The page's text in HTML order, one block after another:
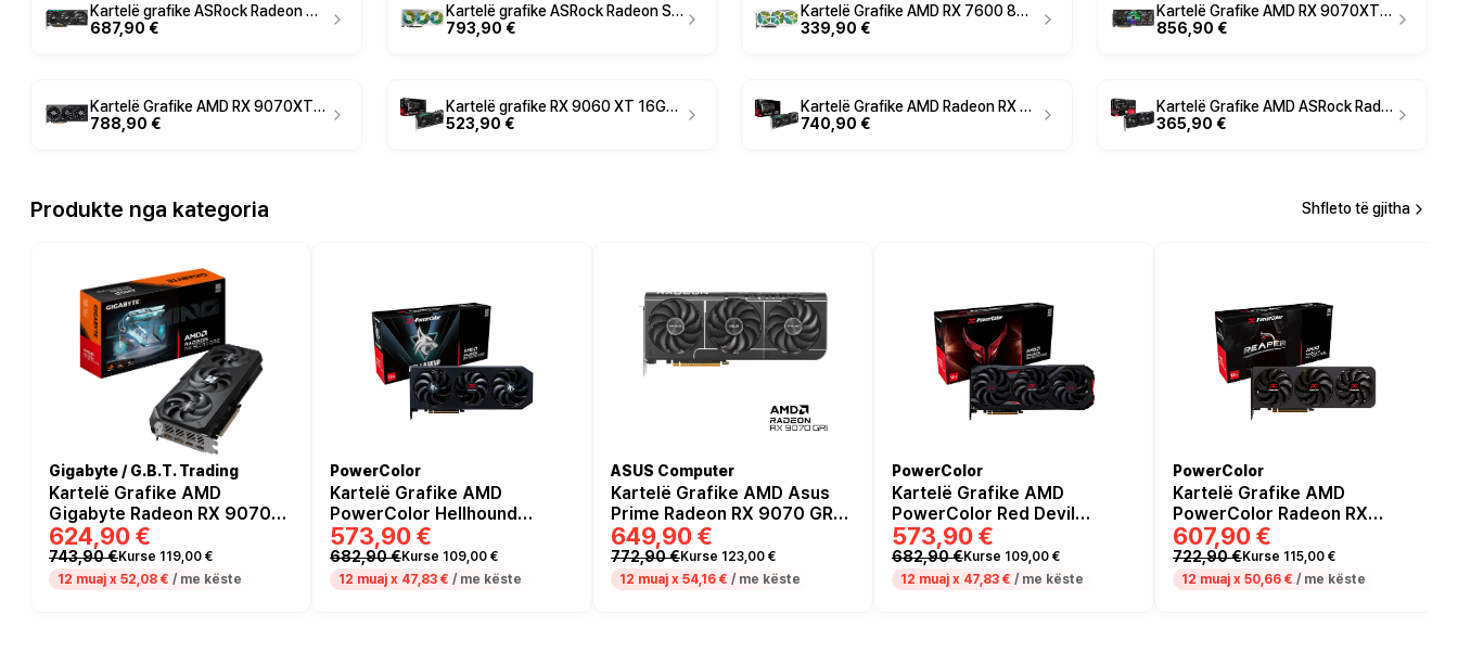
Kartelë grafike ASRock Radeon Challenger RX 9070 16GB GDDR6
687,90 €
Kartelë grafike ASRock Radeon Steel Legend RX 9070XT 16GB GDDR6
793,90 €
Kartelë Grafike AMD RX 7600 8GB ASRock Radeon Steel Legend OC white GDDR6 3 Fan
339,90 €
Kartelë Grafike AMD RX 9070XT 16GB ASRock Radeon Taichi GDDR6 3Fan
856,90 €
Kartelë Grafike AMD RX 9070XT 16GB ASRock Radeon Steel Legend Dark 3Fan
788,90 €
Kartelë grafike RX 9060 XT 16GB ASRock Radeon Challenger OC GDDR6
523,90 €
Kartelë Grafike AMD Radeon RX 9070 XT / 16GB GDDR6 / AsRock CL 3 Fan
740,90 €
Kartelë Grafike AMD ASRock Radeon RX 7600 Challenger OC 8GB GDDR6
365,90 €
Produkte nga kategoria Shfleto të gjitha
Gigabyte / G.B.T. Trading
Kartelë Grafike AMD
Gigabyte Radeon RX 9070
GRE Gaming 12GB GDDR6
624,90 €
743,90 €Kurse 119,00 €
12 muaj x 52,08 € / me këste
PowerColor
Kartelë Grafike AMD
PowerColor Hellhound
Radeon RX 9070 GRE 12GB
GDDR6
573,90 €
682,90 €Kurse 109,00 €
12 muaj x 47,83 € / me këste
ASUS Computer
Kartelë Grafike AMD Asus
Prime Radeon RX 9070 GRE
OC 12GB GDDR6
649,90 €
772,90 €Kurse 123,00 €
12 muaj x 54,16 € / me këste
PowerColor
Kartelë Grafike AMD
PowerColor Red Devil
Radeon RX 9070 GRE 12GB
GDDR6
573,90 €
682,90 €Kurse 109,00 €
12 muaj x 47,83 € / me këste
PowerColor
Kartelë Grafike AMD
PowerColor Radeon RX
9070 GRE Reaper 12GB
GDDR6
607,90 €
722,90 €Kurse 115,00 €
12 muaj x 50,66 € / me këste